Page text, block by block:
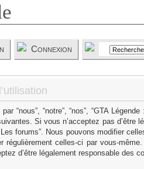
Connexion
“nous”, “notre”, “nos”, “GTA
Si vous n’acceptez pas
forums”. Nous pouvons modifier
celles-ci par vous-
d’être légalement responsable des